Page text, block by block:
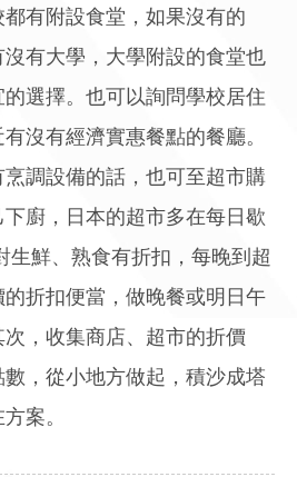
有附設食堂，如果沒有的
有大學，大學附設的食堂也
選擇。也可以詢問學校居住
沒有經濟實惠餐點的餐廳。
調設備的話，也可至超市購
廚，日本的超市多在每日歇
生鮮、熟食有折扣，每晚到超
折扣便當，做晚餐或明日午
，收集商店、超市的折價
，從小地方做起，積沙成塔
案。